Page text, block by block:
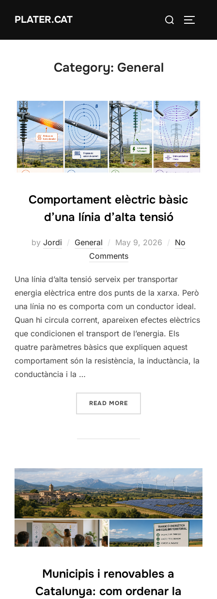
PLATER.CAT
Search
Category: General
Comportament elèctric bàsic
d’una línia d’alta tensió
by Jordi General
Posted
on
May 9, 2026
No
Comments
Una línia d’alta tensió serveix per transportar
energia elèctrica entre dos punts de la xarxa. Però
una línia no es comporta com un conductor ideal.
Quan hi circula corrent, apareixen efectes elèctrics
que condicionen el transport de l’energia. Els
quatre paràmetres bàsics que expliquen aquest
comportament són la resistència, la inductància, la
conductància i la …
READ MORE
Municipis i renovables a
Catalunya: com ordenar la